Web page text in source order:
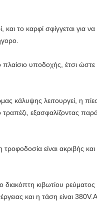
το καρφί σφίγγεται για να
υποδοχής, έτσι ώστε
κάλυψης λειτουργεί, η
εξασφαλίζοντας
είναι ακριβής και
κιβωτίου ρεύματος
και η τάση είναι